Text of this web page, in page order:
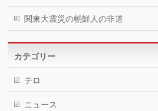
関東大震災の朝鮮人の非道
カテゴリー
テロ
ニュース